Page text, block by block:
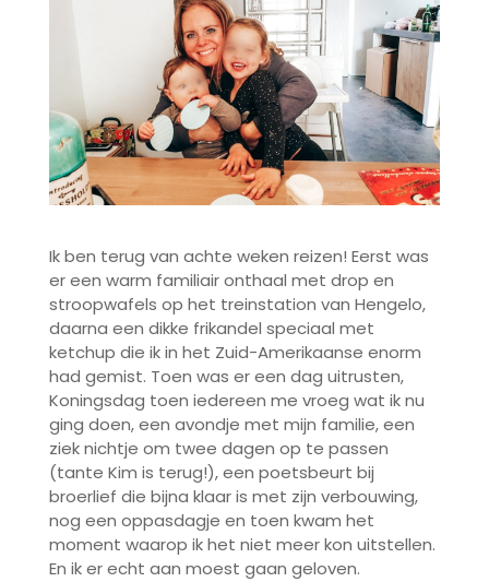
Ik ben terug van achte weken reizen! Eerst was
er een warm familiair onthaal met drop en
stroopwafels op het treinstation van Hengelo,
daarna een dikke frikandel speciaal met
ketchup die ik in het Zuid-Amerikaanse enorm
had gemist. Toen was er een dag uitrusten,
Koningsdag toen iedereen me vroeg wat ik nu
ging doen, een avondje met mijn familie, een
ziek nichtje om twee dagen op te passen
(tante Kim is terug!), een poetsbeurt bij
broerlief die bijna klaar is met zijn verbouwing,
nog een oppasdagje en toen kwam het
moment waarop ik het niet meer kon uitstellen.
En ik er echt aan moest gaan geloven.